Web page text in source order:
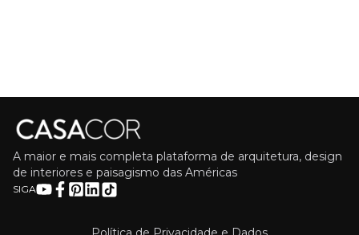
A maior e mais completa plataforma de arquitetura, design
de interiores e paisagismo das Américas
SIGA